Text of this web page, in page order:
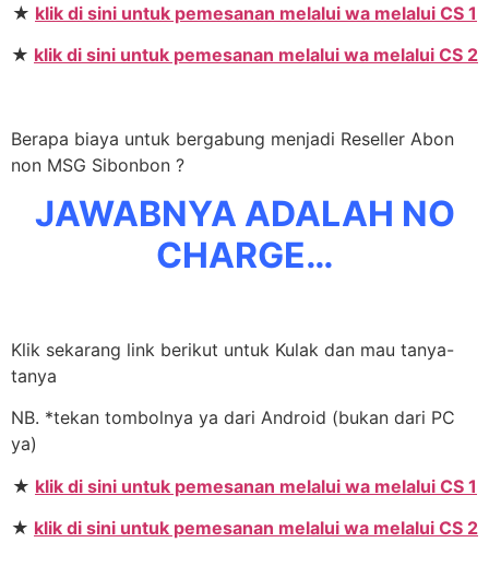
★ klik di sini untuk pemesanan melalui wa melalui CS 1
★ klik di sini untuk pemesanan melalui wa melalui CS 2
Berapa biaya untuk bergabung menjadi Reseller Abon
non MSG Sibonbon ?
JAWABNYA ADALAH NO
CHARGE…
Klik sekarang link berikut untuk Kulak dan mau tanya-
tanya
NB. *tekan tombolnya ya dari Android (bukan dari PC
ya)
★ klik di sini untuk pemesanan melalui wa melalui CS 1
★ klik di sini untuk pemesanan melalui wa melalui CS 2